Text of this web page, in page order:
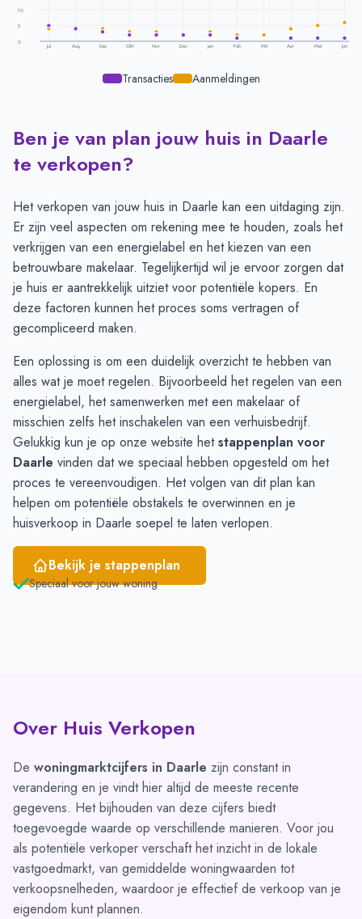
10
5
0
Jul Aug Sep Okt Nov Dec Jan Feb Mrt Apr Mei Jun
Transacties Aanmeldingen
Transacties en aanmeldingen per maand - Daarle
Maand
Transacties
Juli
5
Augustus
September
3
4
Oktober
2
November
3
December
2
2
Januari
2
3
Februari
1
April
1
4
Mei
1
5
Juni
1 6
Ben je van plan jouw huis in Daarle
te verkopen?
Het verkopen van jouw huis in Daarle kan een uitdaging zijn.
Er zijn veel aspecten om rekening mee te houden, zoals het
verkrijgen van een energielabel en het kiezen van een
betrouwbare makelaar. Tegelijkertijd wil je ervoor zorgen dat
je huis er aantrekkelijk uitziet voor potentiële kopers. En
deze factoren kunnen het proces soms vertragen of
gecompliceerd maken.
Een oplossing is om een duidelijk overzicht te hebben van
alles wat je moet regelen. Bijvoorbeeld het regelen van een
energielabel, het samenwerken met een makelaar of
misschien zelfs het inschakelen van een verhuisbedrijf.
Gelukkig kun je op onze website hetstappenplan voor
Daarle vinden dat we speciaal hebben opgesteld om het
proces te vereenvoudigen. Het volgen van dit plan kan
helpen om potentiële obstakels te overwinnen en je
huisverkoop in Daarle soepel te laten verlopen.
Bekijk je stappenplan
Speciaal voor jouw woning
Over Huis Verkopen
De woningmarktcijfers in Daarle zijn constant in
verandering en je vindt hier altijd de meeste recente
gegevens. Het bijhouden van deze cijfers biedt
toegevoegde waarde op verschillende manieren. Voor jou
als potentiële verkoper verschaft het inzicht in de lokale
vastgoedmarkt, van gemiddelde woningwaarden tot
verkoopsnelheden, waardoor je effectief de verkoop van je
eigendom kunt plannen.